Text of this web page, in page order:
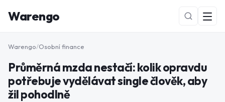
Warengo
Warengo/Osobní finance
Průměrná mzda nestačí: kolik opravdu
potřebuje vydělávat single člověk, aby
žil pohodlně